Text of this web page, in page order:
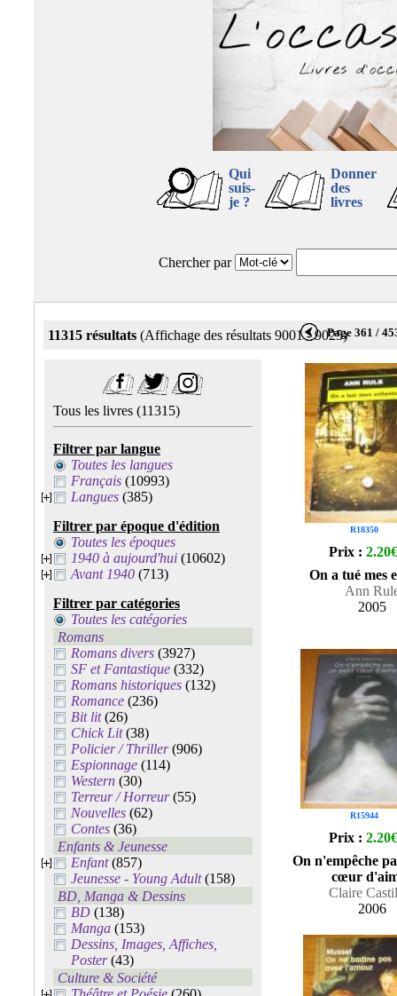
Qui
suis-
je ?
Donner
des
livres
Chercher par
11315 résultats (Affichage des résultats 9001 - 9025)Page 361 /
Tous les livres (11315)
Filtrer par langue
Toutes les langues
Français (10993)
Langues (385)
Filtrer par époque d'édition
Toutes les époques
1940 à aujourd'hui (10602)
Avant 1940 (713)
Filtrer par catégories
Toutes les catégories
Romans
Romans divers (3927)
SF et Fantastique (332)
Romans historiques (132)
Romance (236)
Bit lit(26)
Chick Lit(38)
Policier / Thriller(906)
Espionnage (114)
Western (30)
Terreur / Horreur(55)
Nouvelles (62)
Contes (36)
Enfants & Jeunesse
Enfant(857)
Jeunesse - Young Adult(158)
BD, Manga & Dessins
BD (138)
Manga (153)
Dessins, Images, Affiches,
Poster(43)
Culture & Société
R18350
Prix : 2.20€
On a tué mes
Ann
2005
R15944
Prix : 2.20€
On n'empêche
cœur
Claire
2006